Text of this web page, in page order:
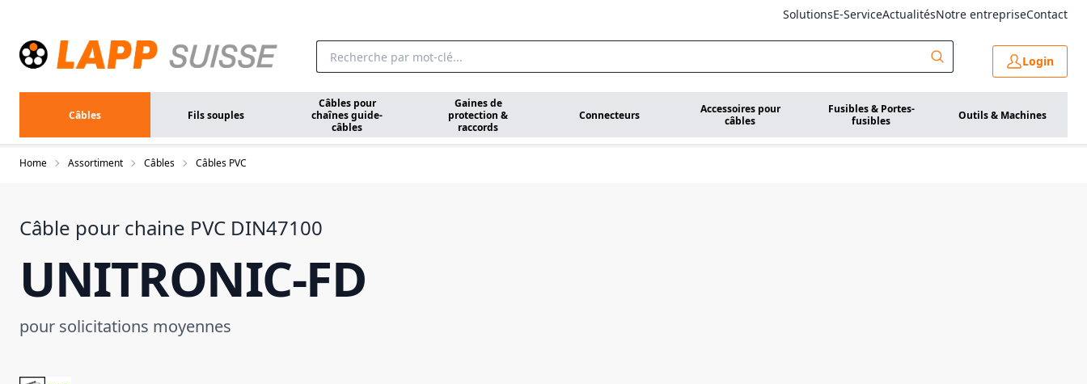
SolutionsE-ServiceActualitésNotre entrepriseContact
Login
Câbles Fils souples
Câbles pour
chaînes guide-
câbles
Gaines de
protection &
raccords
Connecteurs
Accessoires pour
câbles
Fusibles & Portes-
fusibles
Outils & Machines
Home Assortiment Câbles Câbles PVC
Câble pour chaine PVC DIN47100
UNITRONIC-FD
pour solicitations moyennes